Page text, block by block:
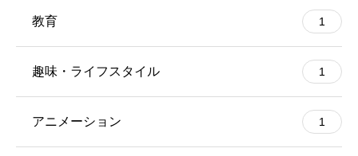
教育 1
趣味・ライフスタイル 1
アニメーション 1